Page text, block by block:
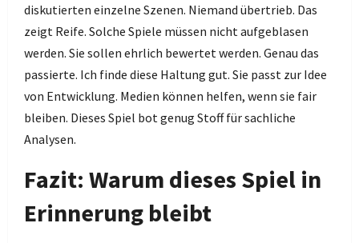
diskutierten einzelne Szenen. Niemand übertrieb. Das
zeigt Reife. Solche Spiele müssen nicht aufgeblasen
werden. Sie sollen ehrlich bewertet werden. Genau das
passierte. Ich finde diese Haltung gut. Sie passt zur Idee
von Entwicklung. Medien können helfen, wenn sie fair
bleiben. Dieses Spiel bot genug Stoff für sachliche
Analysen.
Fazit: Warum dieses Spiel in
Erinnerung bleibt